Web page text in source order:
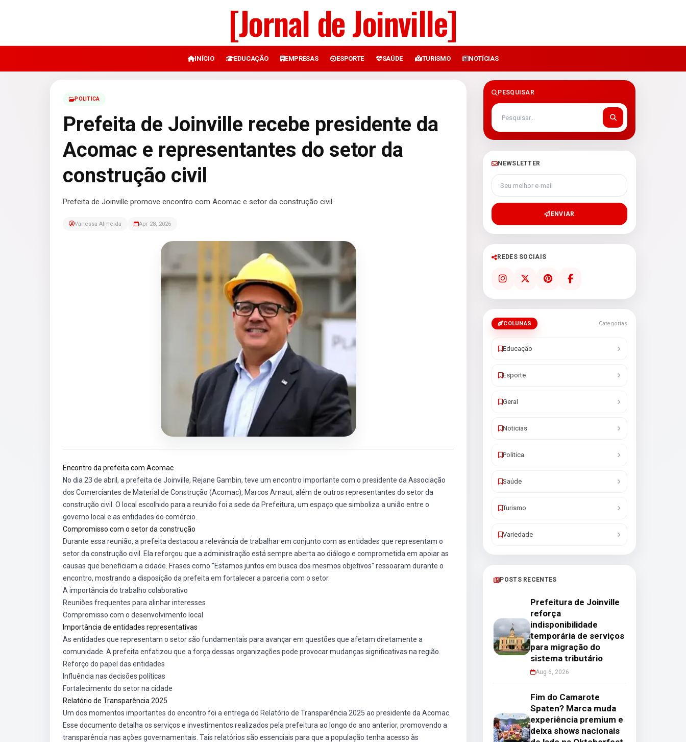
[Jornal de Joinville]
INÍCIO EDUCAÇÃO EMPRESAS ESPORTE SAÚDE TURISMO NOTÍCIAS
POLITICA
Prefeita de Joinville recebe presidente da
Acomac e representantes do setor da
construção civil
Prefeita de Joinville promove encontro com Acomac e setor da construção civil.
Vanessa Almeida Apr 28, 2026
Encontro da prefeita com Acomac
No dia 23 de abril, a prefeita de Joinville, Rejane Gambin, teve um encontro importante com o presidente da Associação
dos Comerciantes de Material de Construção (Acomac), Marcos Arnaut, além de outros representantes do setor da
construção civil. O local escolhido para a reunião foi a sede da Prefeitura, um espaço que simboliza a união entre o
governo local e as entidades do comércio.
Compromisso com o setor da construção
Durante essa reunião, a prefeita destacou a relevância de trabalhar em conjunto com as entidades que representam o
setor da construção civil. Ela reforçou que a administração está sempre aberta ao diálogo e comprometida em apoiar as
causas que beneficiam a cidade. Frases como "Estamos juntos em busca dos mesmos objetivos" ressoaram durante o
encontro, mostrando a disposição da prefeita em fortalecer a parceria com o setor.
A importância do trabalho colaborativo
Reuniões frequentes para alinhar interesses
Compromisso com o desenvolvimento local
Importância de entidades representativas
As entidades que representam o setor são fundamentais para avançar em questões que afetam diretamente a
comunidade. A prefeita enfatizou que a força dessas organizações pode provocar mudanças significativas na região.
Reforço do papel das entidades
Influência nas decisões políticas
Fortalecimento do setor na cidade
Relatório de Transparência 2025
Um dos momentos importantes do encontro foi a entrega do Relatório de Transparência 2025 ao presidente da Acomac.
Esse documento detalha os serviços e investimentos realizados pela prefeitura ao longo do ano anterior, promovendo a
transparência nas ações governamentais. Tais relatórios são essenciais para que a população tenha acesso às
PESQUISAR
NEWSLETTER
Seu melhor e-mail
ENVIAR
REDES SOCIAIS
COLUNAS Categorias
Educação
Esporte
Geral
Noticias
Politica
Saúde
Turismo
Variedade
POSTS RECENTES
Prefeitura de Joinville
reforça
indisponibilidade
temporária de serviços
para migração do
sistema tributário
Aug 6, 2026
Fim do Camarote
Spaten? Marca muda
experiência premium e
deixa shows nacionais